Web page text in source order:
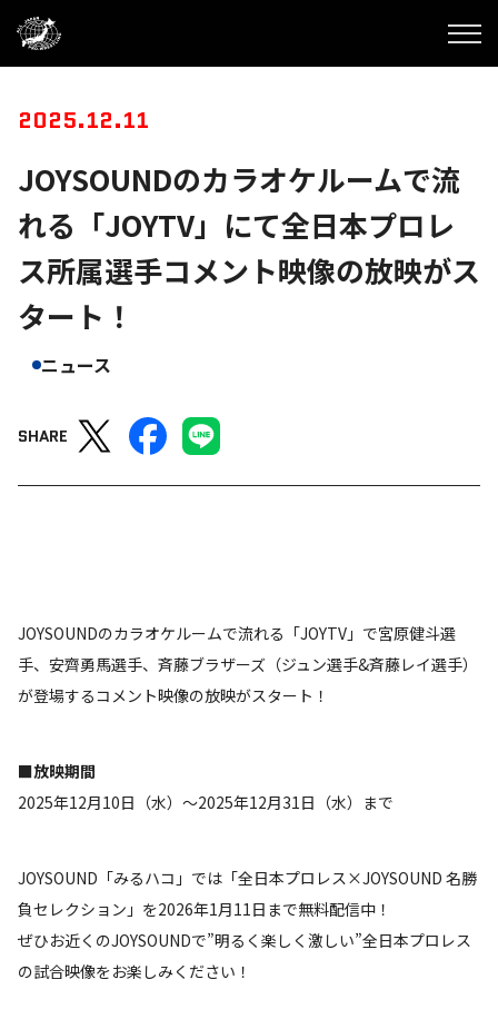
2025.12.11
JOYSOUNDのカラオケルームで流
れる「JOYTV」にて全日本プロレ
ス所属選手コメント映像の放映がス
タート！
ニュース
SHARE
JOYSOUNDのカラオケルームで流れる「JOYTV」で宮原健斗選
手、安齊勇馬選手、斉藤ブラザーズ（ジュン選手&斉藤レイ選手）
が登場するコメント映像の放映がスタート！
■放映期間
2025年12月10日（水）～2025年12月31日（水）まで
JOYSOUND「みるハコ」では「全日本プロレス×JOYSOUND 名勝
負セレクション」を2026年1月11日まで無料配信中！
ぜひお近くのJOYSOUNDで”明るく楽しく激しい”全日本プロレス
の試合映像をお楽しみください！